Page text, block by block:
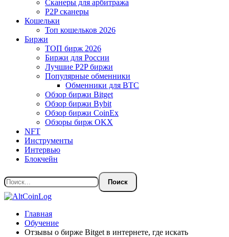
Сканеры для арбитража
P2P сканеры
Кошельки
Топ кошельков 2026
Биржи
ТОП бирж 2026
Биржи для России
Лучшие P2P биржи
Популярные обменники
Обменники для BTC
Обзор биржи Bitget
Обзор биржи Bybit
Обзор биржи CoinEx
Обзоры бирж OKX
NFT
Инструменты
Интервью
Блокчейн
Главная
Обучение
Отзывы о бирже Bitget в интернете, где искать